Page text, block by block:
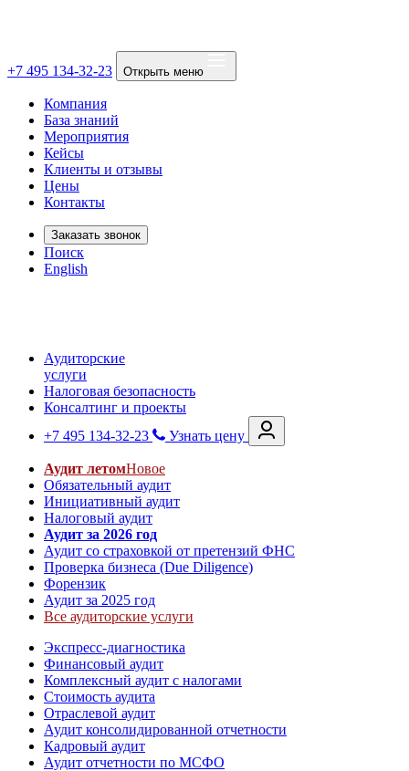
+7 495 134-32-23 Открыть меню
Компания
База знаний
Мероприятия
Кейсы
Клиенты и отзывы
Цены
Контакты
Заказать звонок
Поиск
English
Аудиторские
услуги
Налоговая безопасность
Консалтинг и проекты
+7 495 134-32-23
Узнать цену
Аудит летомНовое
Обязательный аудит
Инициативный аудит
Налоговый аудит
Аудит за 2026 год
Аудит со страховкой от претензий ФНС
Проверка бизнеса (Due Diligence)
Форензик
Аудит за 2025 год
Все аудиторские услуги
Экспресс-диагностика
Финансовый аудит
Комплексный аудит с налогами
Стоимость аудита
Отраслевой аудит
Аудит консолидированной отчетности
Кадровый аудит
Аудит отчетности по МСФО